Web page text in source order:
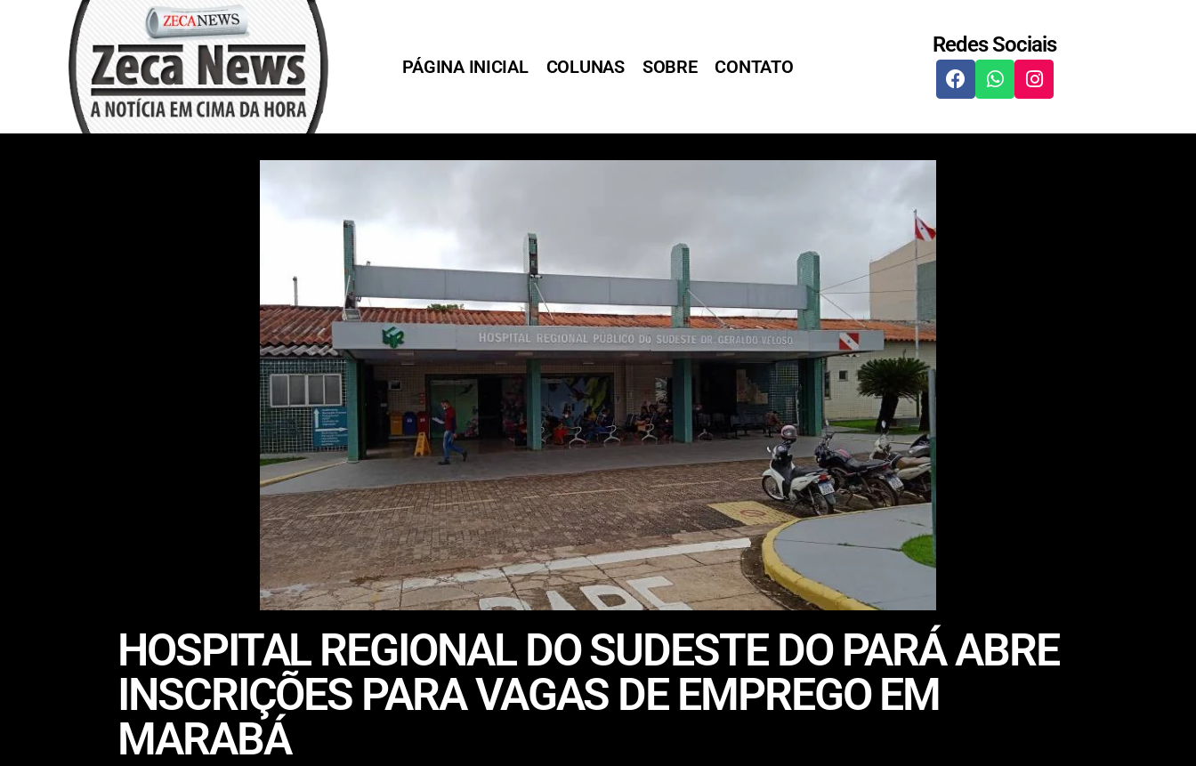
PÁGINA INICIAL COLUNAS SOBRE CONTATO
Redes Sociais
HOSPITAL REGIONAL DO SUDESTE DO PARÁ ABRE
INSCRIÇÕES PARA VAGAS DE EMPREGO EM
MARABÁ